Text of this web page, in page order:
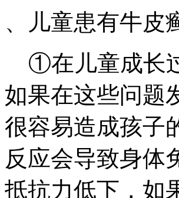
、儿童患有牛皮
①在儿童成长
如果在这些问题
很容易造成孩子
反应会导致身体
抵抗力低下，如